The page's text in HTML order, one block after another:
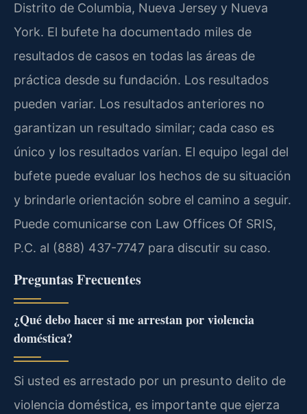
Distrito de Columbia, Nueva Jersey y Nueva
York. El bufete ha documentado miles de
resultados de casos en todas las áreas de
práctica desde su fundación. Los resultados
pueden variar. Los resultados anteriores no
garantizan un resultado similar; cada caso es
único y los resultados varían. El equipo legal del
bufete puede evaluar los hechos de su situación
y brindarle orientación sobre el camino a seguir.
Puede comunicarse con Law Offices Of SRIS,
P.C. al (888) 437-7747 para discutir su caso.
Preguntas Frecuentes
¿Qué debo hacer si me arrestan por violencia
doméstica?
Si usted es arrestado por un presunto delito de
violencia doméstica, es importante que ejerza